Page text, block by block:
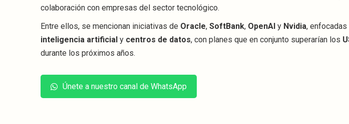
colaboración con empresas del sector tecnológico.
Entre ellos, se mencionan iniciativas de Oracle, SoftBank, OpenAI y Nvidia,
inteligencia artificial y centros de datos, con planes que en conjunto superarían los
durante los próximos años.
Únete a nuestro canal de WhatsApp